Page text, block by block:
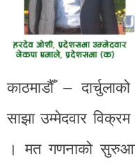
काठमाडौँ –
साझा उम्मेदवार
। मत गणनाको